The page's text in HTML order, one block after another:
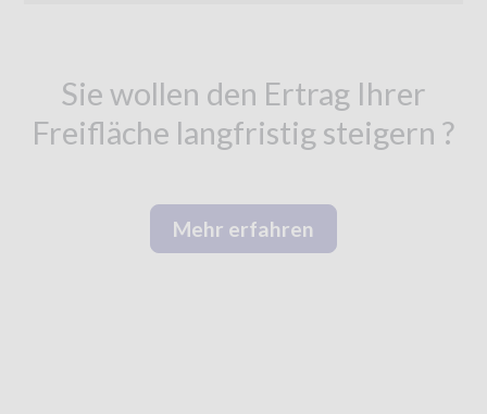
Sie wollen den Ertrag Ihrer
Freifläche langfristig steigern ?
Mehr erfahren